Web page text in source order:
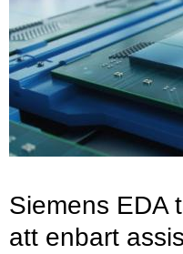
Siemens EDA
att enbart